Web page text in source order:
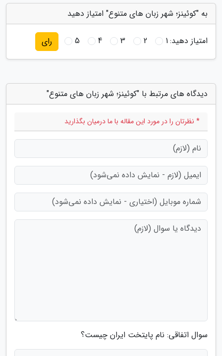
به "کوئینز؛ شهر زبان های متنوع" امتیاز دهید
امتیاز دهید:1
2
3
4
5 رای
دیدگاه های مرتبط با "کوئینز؛ شهر زبان های متنوع"
* نظرتان را در مورد این مقاله با ما درمیان بگذارید
سوال اتفاقی: نام پایتخت ایران چیست؟